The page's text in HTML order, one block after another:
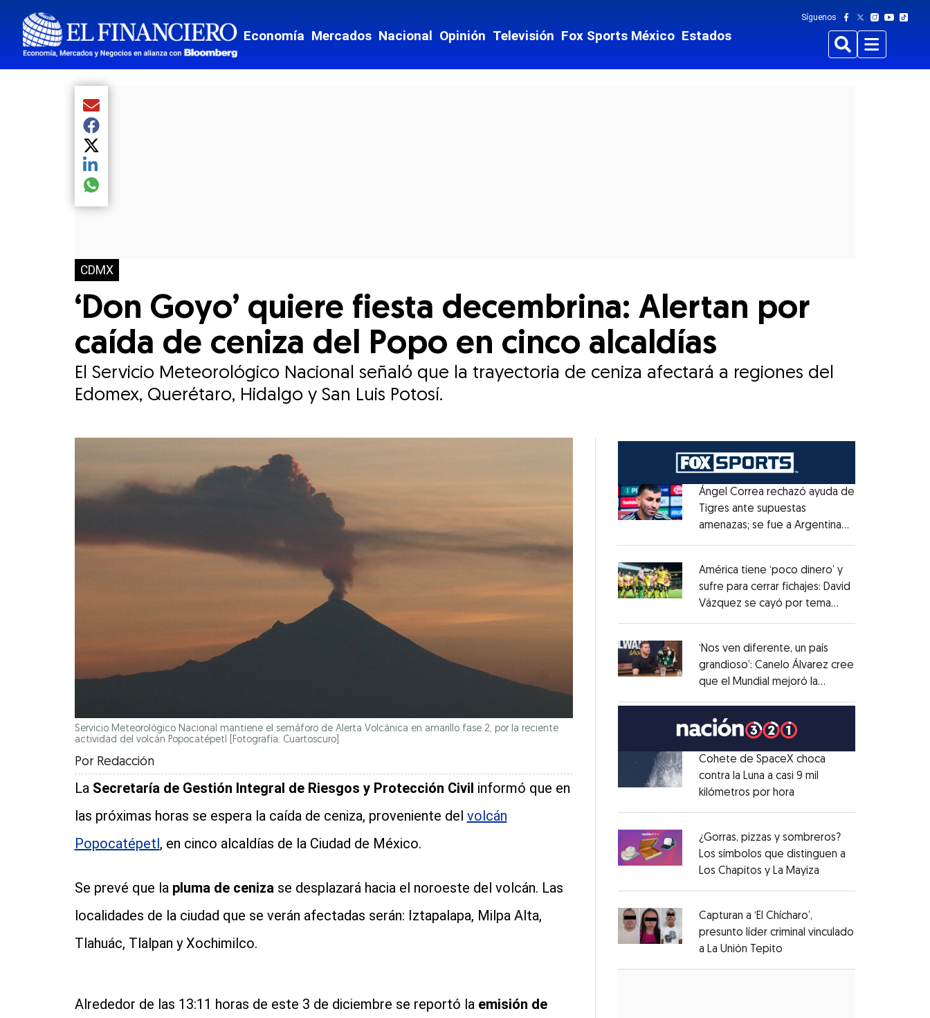
Economía Mercados Nacional Opinión Televisión Fox Sports México Estados
Síguenos
BuscarMenu
CDMX
‘Don Goyo’ quiere fiesta decembrina: Alertan por
caída de ceniza del Popo en cinco alcaldías
El Servicio Meteorológico Nacional señaló que la trayectoria de ceniza afectará a regiones del
Edomex, Querétaro, Hidalgo y San Luis Potosí.
Compartir el artículo actual mediante Email
Compartir el artículo actual mediante Facebook
Compartir el artículo actual mediante Twitter
Compartir el artículo actual mediante LinkedIn
Compartir el artículo actual mediante global.social-whatsapp
Servicio Meteorológico Nacional mantiene el semáforo de Alerta Volcánica en amarillo fase 2, por la reciente
actividad del volcán Popocatépetl [Fotografía. Cuartoscuro]
Por Redacción
La Secretaría de Gestión Integral de Riesgos y Protección Civil informó que en
las próximas horas se espera la caída de ceniza, proveniente del volcán
Popocatépetl, en cinco alcaldías de la Ciudad de México.
Se prevé que la pluma de cenizase desplazará hacia el noroeste del volcán. Las
localidades de la ciudad que se verán afectadas serán: Iztapalapa, Milpa Alta,
Tlahuác, Tlalpan y Xochimilco.
Alrededor de las 13:11 horas de este 3 de diciembre se reportó la emisión de
Opens in new window
Ángel Correa rechazó ayuda de
Tigres ante supuestas
amenazas; se fue a Argentina
Opens in new window
América tiene ‘poco dinero’ y
sufre para cerrar fichajes: David
Vázquez se cayó por tema
Opens in new window
‘Nos ven diferente, un país
grandioso’: Canelo Álvarez cree
que el Mundial mejoró la
Opens in new window
Cohete de SpaceX choca
contra la Luna a casi 9 mil
kilómetros por hora
Opens in new window
¿Gorras, pizzas y sombreros?
Los símbolos que distinguen a
Los Chapitos y La Mayiza
Opens in new window
Capturan a ‘El Chícharo’,
presunto líder criminal vinculado
a La Unión Tepito